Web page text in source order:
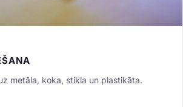
metāla, koka, stikla un plastikāta.